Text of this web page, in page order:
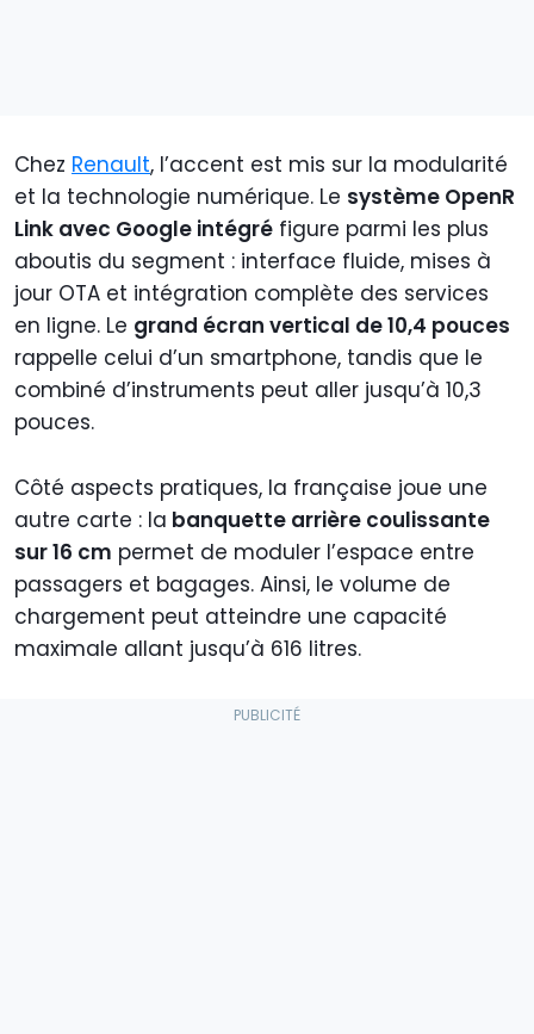
Chez Renault, l’accent est mis sur la modularité
et la technologie numérique. Le système OpenR
Link avec Google intégré figure parmi les plus
aboutis du segment : interface fluide, mises à
jour OTA et intégration complète des services
en ligne. Le grand écran vertical de 10,4 pouces
rappelle celui d’un smartphone, tandis que le
combiné d’instruments peut aller jusqu’à 10,3
pouces.
Côté aspects pratiques, la française joue une
autre carte : la banquette arrière coulissante
sur 16 cm permet de moduler l’espace entre
passagers et bagages. Ainsi, le volume de
chargement peut atteindre une capacité
maximale allant jusqu’à 616 litres.